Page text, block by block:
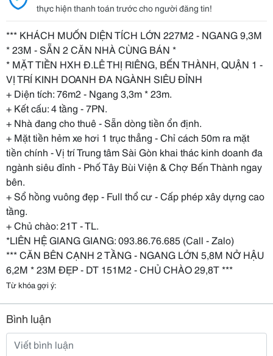
thực hiện thanh toán trước cho người đăng tin!
*** KHÁCH MUỐN DIỆN TÍCH LỚN 227M2 - NGANG 9,3M
* 23M - SẴN 2 CĂN NHÀ CÙNG BÁN *
* MẶT TIỀN HXH Đ.LÊ THỊ RIÊNG, BẾN THÀNH, QUẬN 1 -
VỊ TRÍ KINH DOANH ĐA NGÀNH SIÊU ĐỈNH
+ Diện tích: 76m2 - Ngang 3,3m * 23m.
+ Kết cấu: 4 tầng - 7PN.
+ Nhà đang cho thuê - Sẵn dòng tiền ổn định.
+ Mặt tiền hẻm xe hơi 1 trục thẳng - Chỉ cách 50m ra mặt
tiền chính - Vị trí Trung tâm Sài Gòn khai thác kinh doanh đa
ngành siêu đỉnh - Phố Tây Bùi Viện & Chợ Bến Thành ngay
bên.
+ Sổ hồng vuông đẹp - Full thổ cư - Cấp phép xây dựng cao
tầng.
+ Chủ chào: 21T - TL.
*LIÊN HỆ GIANG GIANG: 093.86.76.685 (Call - Zalo)
*** CĂN BÊN CẠNH 2 TẦNG - NGANG LỚN 5,8M NỞ HẬU
6,2M * 23M ĐẸP - DT 151M2 - CHỦ CHÀO 29,8T ***
Từ khóa gợi ý:
Bình luận